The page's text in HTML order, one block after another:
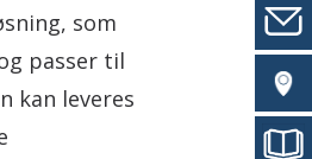
som
passer til
kan leveres